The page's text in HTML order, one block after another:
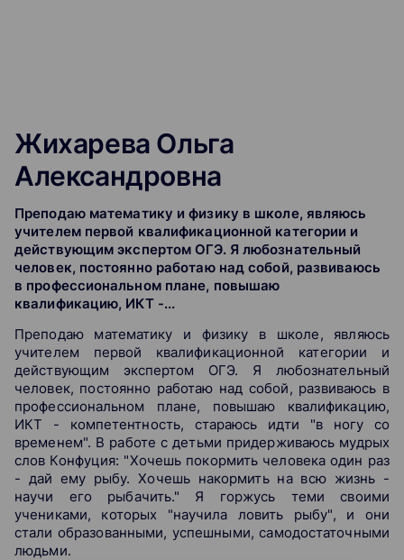
Жихарева Ольга
Александровна
Преподаю математику и физику в школе, являюсь
учителем первой квалификационной категории и
действующим экспертом ОГЭ. Я любознательный
человек, постоянно работаю над собой, развиваюсь
в профессиональном плане, повышаю
квалификацию, ИКТ -...
Преподаю математику и физику в школе, являюсь
учителем первой квалификационной категории и
действующим экспертом ОГЭ. Я любознательный
человек, постоянно работаю над собой, развиваюсь в
профессиональном плане, повышаю квалификацию,
ИКТ - компетентность, стараюсь идти "в ногу со
временем". В работе с детьми придерживаюсь мудрых
слов Конфуция: "Хочешь покормить человека один раз
- дай ему рыбу. Хочешь накормить на всю жизнь -
научи его рыбачить." Я горжусь теми своими
учениками, которых "научила ловить рыбу", и они
стали образованными, успешными, самодостаточными
людьми.